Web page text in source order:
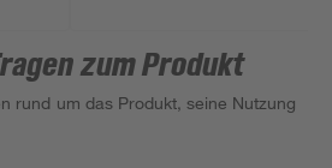
zum Produkt
rund um das Produkt, seine Nutzung